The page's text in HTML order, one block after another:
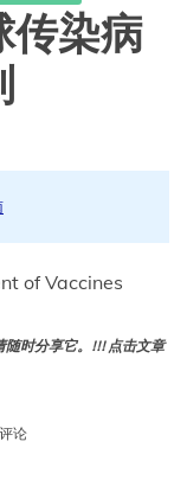
传染病
of Vaccines
随时分享它。!!! 点击文章
论